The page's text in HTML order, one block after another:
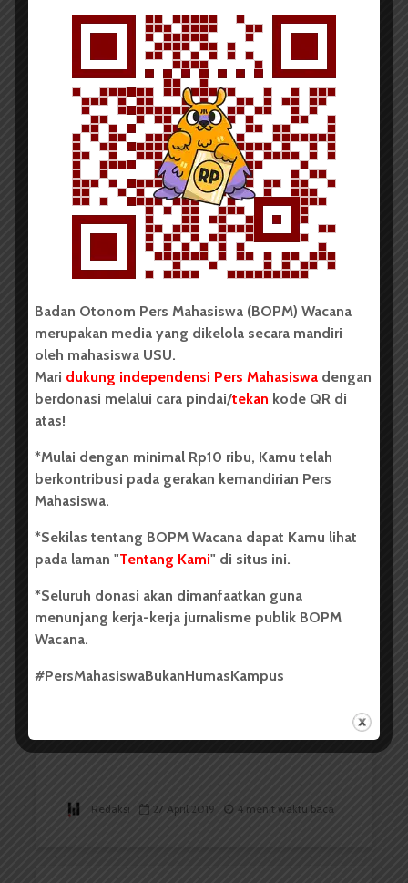
Yael Stefani : Hari Ini Sidang
Perdana Gugatan SUARA USU
Redaksi 14 Agustus 2019 2 menit waktu baca
PUISI
Tentang Renjana
RAGAM TAHUKAH ANDA
Mahasiswa Baru, ini Kiat-kiat
Redaksi 27 April 2019 4 menit waktu baca
Badan Otonom Pers Mahasiswa (BOPM) Wacana
merupakan media yang dikelola secara mandiri
oleh mahasiswa USU.
Mari dukung independensi Pers Mahasiswa dengan
berdonasi melalui cara pindai/tekan kode QR di
atas!
*Mulai dengan minimal Rp10 ribu, Kamu telah
berkontribusi pada gerakan kemandirian Pers
Mahasiswa.
*Sekilas tentang BOPM Wacana dapat Kamu lihat
pada laman "Tentang Kami" di situs ini.
*Seluruh donasi akan dimanfaatkan guna
menunjang kerja-kerja jurnalisme publik BOPM
Wacana.
#PersMahasiswaBukanHumasKampus